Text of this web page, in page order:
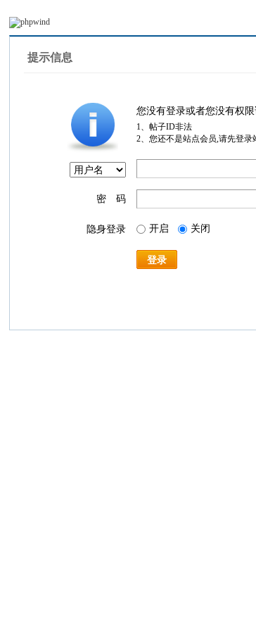
提示信息
您没有登录或者您没有权
1、帖子ID非法
2、您还不是站点会员,请先登录
密 码
隐身登录 开启 关闭
登录